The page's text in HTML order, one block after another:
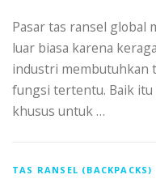
Pasar tas ransel global
luar biasa karena
industri membutuhkan
fungsi tertentu. Baik
khusus untuk …
TAS RANSEL (BACKPACKS)